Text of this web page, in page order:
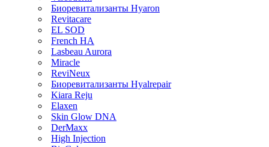
Биоревитализанты Hyaron
Revitacare
EL SOD
French HA
Lasbeau Aurora
Miracle
ReviNeux
Биоревитализанты Hyalrepair
Kiara Reju
Elaxen
Skin Glow DNA
DerMaxx
High Injection